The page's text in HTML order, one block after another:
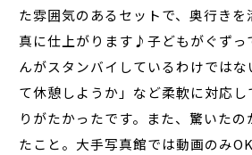
た雰囲気のあるセットで、奥行きを
真に仕上がります♪子どもがぐずっ
んがスタンバイしているわけでは
て休憩しようか」など柔軟に対応
りがたかったです。また、驚いたの
たこと。大手写真館では動画のみ